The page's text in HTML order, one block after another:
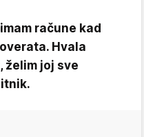
račune kad
Hvala
želim joj sve